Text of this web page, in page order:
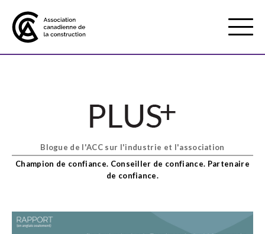
Mobile
Menu
À propos de nous
Adhésion
Show
sub
sub
Blogue de l'ACC sur l'industrie et l'association
Champion de confiance. Conseiller de confiance. Partenaire
de confiance.